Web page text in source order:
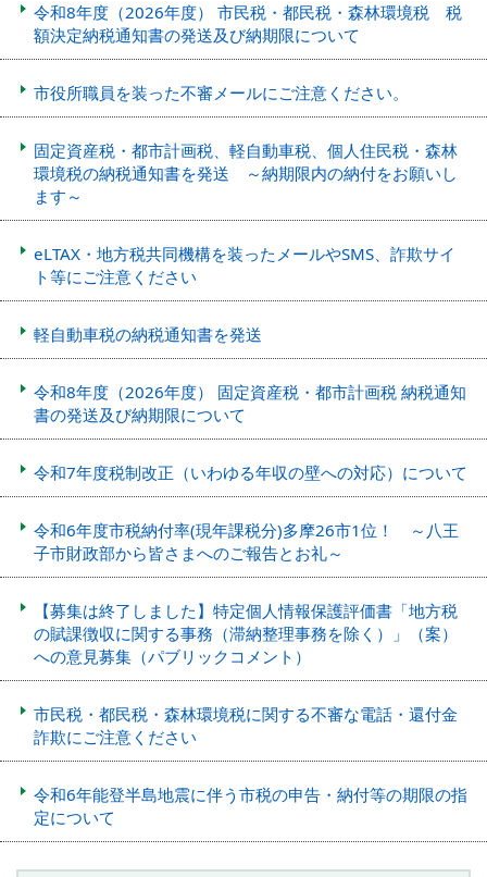
令和8年度（2026年度） 市民税・都民税・森林環境税 税
額決定納税通知書の発送及び納期限について
市役所職員を装った不審メールにご注意ください。
固定資産税・都市計画税、軽自動車税、個人住民税・森林
環境税の納税通知書を発送 ～納期限内の納付をお願いし
ます～
eLTAX・地方税共同機構を装ったメールやSMS、詐欺サイ
ト等にご注意ください
軽自動車税の納税通知書を発送
令和8年度（2026年度） 固定資産税・都市計画税 納税通知
書の発送及び納期限について
令和7年度税制改正（いわゆる年収の壁への対応）について
令和6年度市税納付率(現年課税分)多摩26市1位！ ～八王
子市財政部から皆さまへのご報告とお礼～
【募集は終了しました】特定個人情報保護評価書「地方税
の賦課徴収に関する事務（滞納整理事務を除く）」（案）
への意見募集（パブリックコメント）
市民税・都民税・森林環境税に関する不審な電話・還付金
詐欺にご注意ください
令和6年能登半島地震に伴う市税の申告・納付等の期限の指
定について